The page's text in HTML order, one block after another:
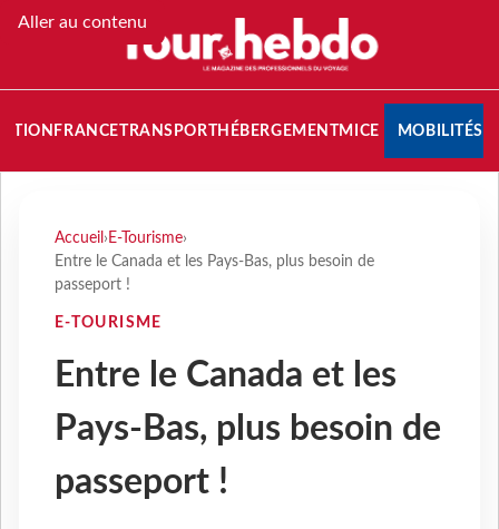
Aller au contenu
FRANCETRANSPORT HÉBERGEMENTMICE MOBILITÉS
Accueil › E-Tourisme›
Entre le Canada et les Pays-Bas, plus besoin de
passeport !
E-TOURISME
Entre le Canada et les
Pays-Bas, plus besoin de
passeport !